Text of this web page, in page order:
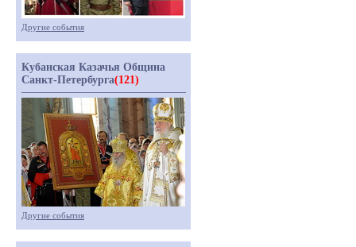
Другие события
Кубанская Казачья Община
Санкт-Петербурга(121)
Другие события